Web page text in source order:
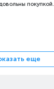
покупкой.
еще